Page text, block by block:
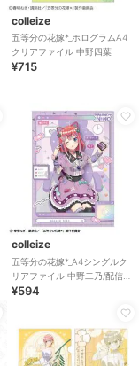
colleize
五等分の花嫁*_ホログラムA4
クリアファイル 中野四葉
¥715
colleize
五等分の花嫁*_A4シングルク
リアファイル 中野二乃/配信者
なりきり
¥594